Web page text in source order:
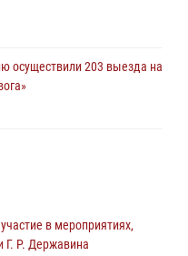
осуществили 203 выезда на
лицензионно-
в мероприятиях,
Г. Р. Державина